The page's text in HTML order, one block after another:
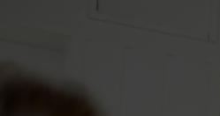
Партнерская программа Altevics